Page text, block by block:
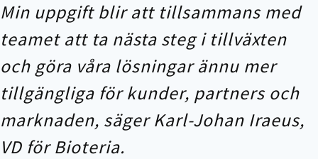
Min uppgift blir att tillsammans med
teamet att ta nästa steg i tillväxten
och göra våra lösningar ännu mer
tillgängliga för kunder, partners och
marknaden, säger Karl-Johan Iraeus,
VD för Bioteria.